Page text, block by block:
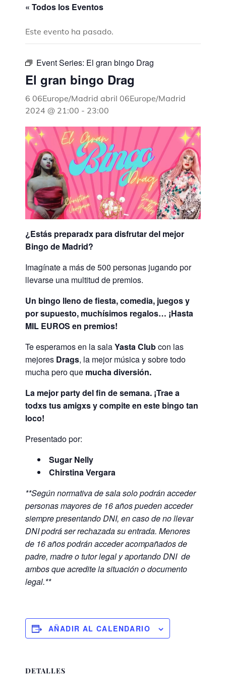
« Todos los Eventos
Este evento ha pasado.
Event Series: El gran bingo Drag
El gran bingo Drag
6 06Europe/Madrid abril 06Europe/Madrid
2024 @ 21:00 - 23:00
¿Estás preparadx para disfrutar del mejor
Bingo de Madrid?
Imagínate a más de 500 personas jugando por
llevarse una multitud de premios.
Un bingo lleno de fiesta, comedia, juegos y
por supuesto, muchísimos regalos… ¡Hasta
MIL EUROS en premios!
Te esperamos en la salaYasta Clubcon las
mejores Drags, la mejor música y sobre todo
mucha pero que mucha diversión.
La mejor party del fin de semana. ¡Trae a
todxs tus amigxs y compite en este bingo tan
loco!
Presentado por:
Sugar Nelly
Chirstina Vergara
**Según normativa de sala solo podrán acceder
personas mayores de 16 años pueden acceder
siempre presentando DNI, en caso de no llevar
DNI podrá ser rechazada su entrada. Menores
de 16 años podrán acceder acompañados de
padre, madre o tutor legal y aportando DNI de
ambos que acredite la situación o documento
legal.**
AÑADIR AL CALENDARIO
DETALLES